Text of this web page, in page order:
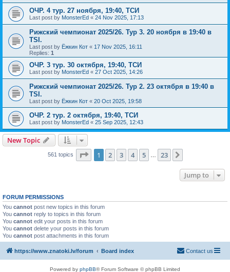
ОЧР. 4 тур. 27 ноября, 19:40, ТСИ
Last post by MonsterEd « 24 Nov 2025, 17:13
Рижский чемпионат 2025/26. Тур 3. 20 ноября в 19:40 в
TSI.
Last post by Ёжкин Кот « 17 Nov 2025, 16:11
Replies: 1
ОЧР. 3 тур. 30 октября, 19:40, ТСИ
Last post by MonsterEd « 27 Oct 2025, 14:26
Рижский чемпионат 2025/26. Тур 2. 23 октября в 19:40 в
TSI.
Last post by Ёжкин Кот « 20 Oct 2025, 19:58
ОЧР. 2 тур. 2 октября, 19:40, ТСИ
Last post by MonsterEd « 25 Sep 2025, 12:43
New Topic
561 topics Page 1of 23
1 2 3 4 5 23
Jump to
FORUM PERMISSIONS
You cannot post new topics in this forum
You cannot reply to topics in this forum
You cannot edit your posts in this forum
You cannot delete your posts in this forum
You cannot post attachments in this forum
https://www.znatoki.lv/forum Board index Contact us
Powered by phpBB® Forum Software © phpBB Limited